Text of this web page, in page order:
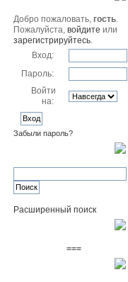
Добро пожаловать,гость.
Пожалуйста,войдите или
зарегистрируйтесь.
Вход:
Пароль:
Войти
на:
Забыли пароль?
Расширенный поиск
===